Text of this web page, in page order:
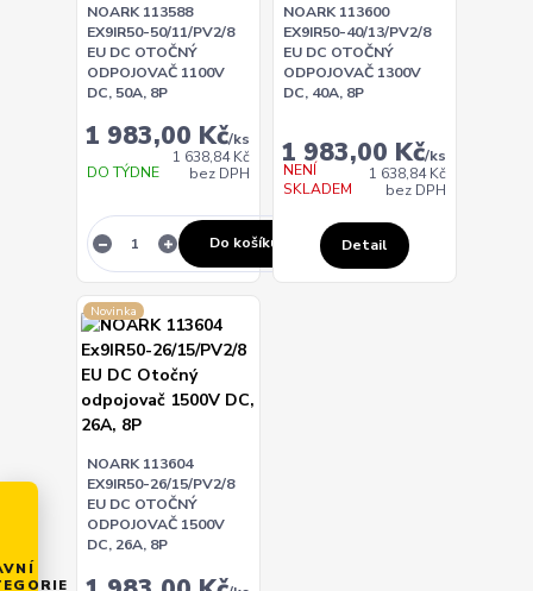
NOARK 113588
EX9IR50-50/11/PV2/8
EU DC OTOČNÝ
ODPOJOVAČ 1100V
DC, 50A, 8P
1 983,00 Kč/ks
1 638,84 Kč
bez DPH
DO TÝDNE
Do košíku
NOARK 113600
EX9IR50-40/13/PV2/8
EU DC OTOČNÝ
ODPOJOVAČ 1300V
DC, 40A, 8P
1 983,00 Kč/ks
1 638,84 Kč
bez DPH
NENÍ
SKLADEM
Detail
Novinka
NOARK 113604
EX9IR50-26/15/PV2/8
EU DC OTOČNÝ
ODPOJOVAČ 1500V
DC, 26A, 8P